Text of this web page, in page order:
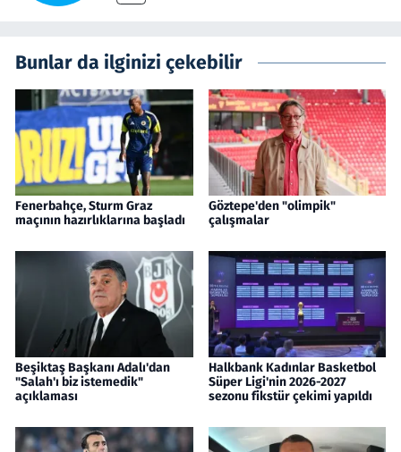
Bunlar da ilginizi çekebilir
Fenerbahçe, Sturm Graz
maçının hazırlıklarına başladı
Göztepe'den "olimpik"
çalışmalar
Beşiktaş Başkanı Adalı'dan
"Salah'ı biz istemedik"
açıklaması
Halkbank Kadınlar Basketbol
Süper Ligi'nin 2026-2027
sezonu fikstür çekimi yapıldı